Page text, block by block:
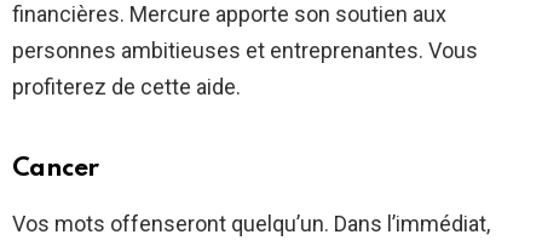
financières. Mercure apporte son soutien aux
personnes ambitieuses et entreprenantes. Vous
profiterez de cette aide.
Cancer
Vos mots offenseront quelqu’un. Dans l’immédiat,